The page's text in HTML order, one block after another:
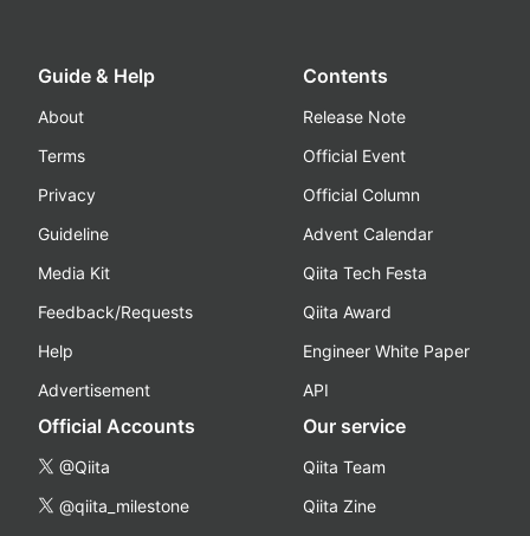
Guide & Help
About
Terms
Privacy
Guideline
Media Kit
Feedback/Requests
Help
Advertisement
Contents
Release Note
Official Event
Official Column
Advent Calendar
Qiita Tech Festa
Qiita Award
Engineer White Paper
API
Official Accounts
@Qiita
@qiita_milestone
Our service
Qiita Team
Qiita Zine